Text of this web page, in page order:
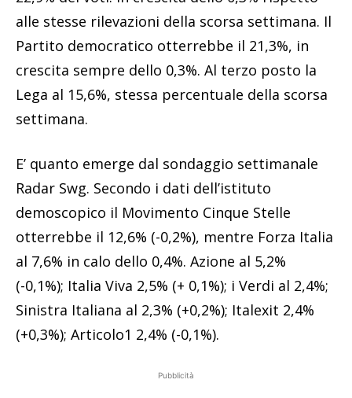
alle stesse rilevazioni della scorsa settimana. Il
Partito democratico otterrebbe il 21,3%, in
crescita sempre dello 0,3%. Al terzo posto la
Lega al 15,6%, stessa percentuale della scorsa
settimana.
E’ quanto emerge dal sondaggio settimanale
Radar Swg. Secondo i dati dell’istituto
demoscopico il Movimento Cinque Stelle
otterrebbe il 12,6% (-0,2%), mentre Forza Italia
al 7,6% in calo dello 0,4%. Azione al 5,2%
(-0,1%); Italia Viva 2,5% (+ 0,1%); i Verdi al 2,4%;
Sinistra Italiana al 2,3% (+0,2%); Italexit 2,4%
(+0,3%); Articolo1 2,4% (-0,1%).
Pubblicità